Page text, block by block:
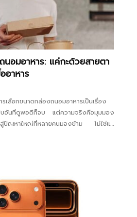
อมอาหาร: แค่กะด้วยสายตา
อาหาร
รเลือกขนาดกล่องถนอมอาหารเป็นเรื่อง
อันที่ดูพอดีก็จบ แต่ความจริงคือมุมมอง
สู่ปัญหาใหญ่ที่หลายคนมองข้าม ไม่ใช่แค่